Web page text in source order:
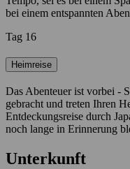
bei einem entspannten
Tag 16
Heimreise
Das Abenteuer ist vorbei -
gebracht und treten Ihren
Entdeckungsreise durch
noch lange in Erinnerung
Unterkunft